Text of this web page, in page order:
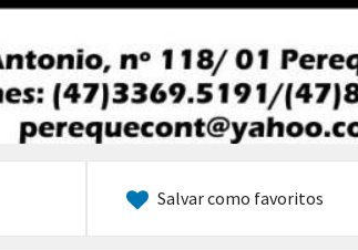
Salvar como favoritos